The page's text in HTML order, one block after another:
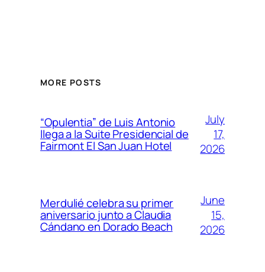
MORE POSTS
“Opulentia” de Luis Antonio
llega a la Suite Presidencial de
Fairmont El San Juan Hotel
July
17,
2026
Merdulié celebra su primer
aniversario junto a Claudia
Cándano en Dorado Beach
June
15,
2026